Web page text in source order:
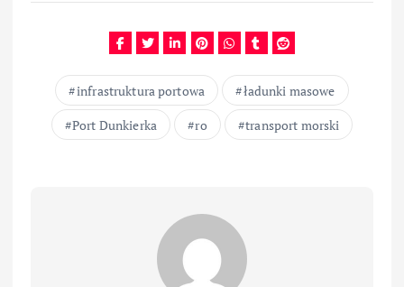
infrastruktura portowa
ładunki masowe
Port Dunkierka
ro transport morski